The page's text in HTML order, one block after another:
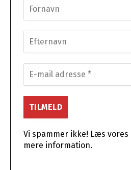
Vi spammer ikke! Læs vores
mere information.